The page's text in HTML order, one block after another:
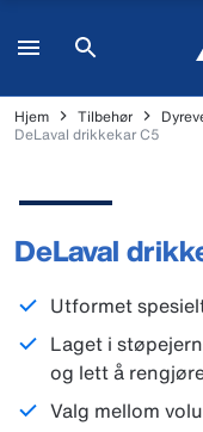
Hjem Tilbehør
DeLaval drikkekar C5
DeLaval
Utformet
Laget i
og lett å
Valg mellom